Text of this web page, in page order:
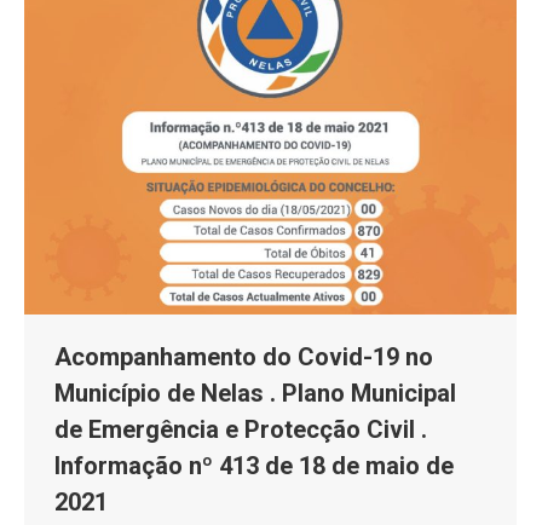
Acompanhamento do Covid-19 no
Município de Nelas . Plano Municipal
de Emergência e Protecção Civil .
Informação nº 413 de 18 de maio de
2021